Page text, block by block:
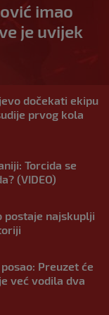
imao
je uvijek
dočekati ekipu
prvog kola
Torcida se
(VIDEO)
postaje najskuplji
Preuzet će
već vodila dva